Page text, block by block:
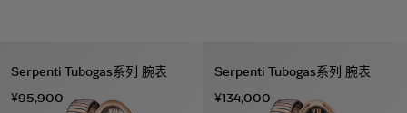
Serpenti Tubogas系列 腕表
¥95,900
Serpenti Tubogas系列 腕表
¥134,000